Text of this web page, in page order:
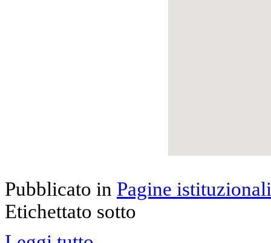
Pubblicato in Pagine istituzionali
Etichettato sotto